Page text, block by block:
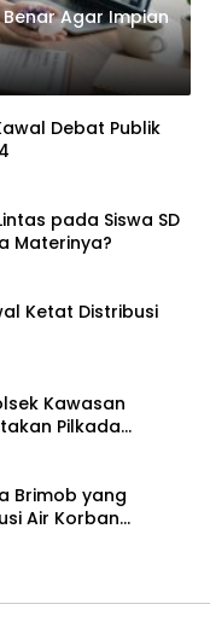
Agar Impian
Debat Publik
pada Siswa SD
Materinya?
Ketat Distribusi
Kawasan
Pilkada
dan Damai
Brimob yang
Air Korban